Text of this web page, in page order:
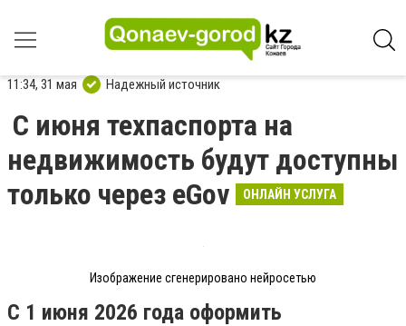
11:34, 31 мая Надежный источник
С июня техпаспорта на
недвижимость будут доступны
только через eGov
ОНЛАЙН УСЛУГА
Изображение сгенерировано нейросетью
С 1 июня 2026 года оформить